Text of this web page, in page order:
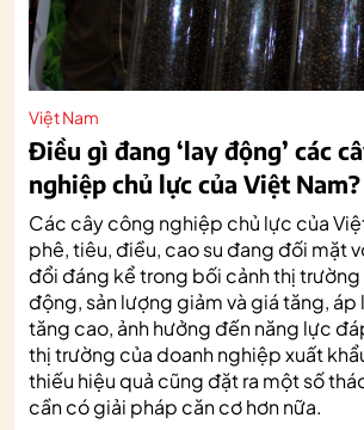
Việt Nam
Điều gì đang ‘lay động’ các
nghiệp chủ lực của Việt Nam?
Các cây công nghiệp chủ lực của
phê, tiêu, điều, cao su đang đối mặt
đổi đáng kể trong bối cảnh thị
động, sản lượng giảm và giá tăng,
tăng cao, ảnh hưởng đến năng lực
thị trường của doanh nghiệp xuất
thiếu hiệu quả cũng đặt ra một số
cần có giải pháp căn cơ hơn nữa.